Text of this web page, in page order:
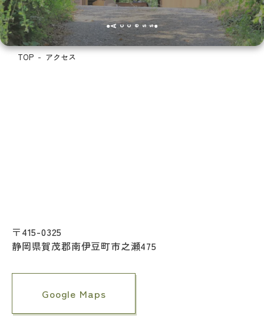
Access
TOP アクセス
〒415-0325
静岡県賀茂郡南伊豆町市之瀬475
Google Maps